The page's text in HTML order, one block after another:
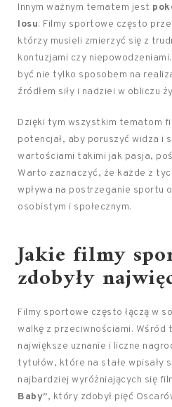
Innym ważnym tematem jest
losu. Filmy sportowe często
którzy musieli zmierzyć się z
kontuzjami czy
być nie tylko sposobem na
źródłem siły i nadziei w obliczu
Dzięki tym wszystkim tematom
potencjał, aby poruszyć widza i
wartościami takimi jak pasja,
Warto zaznaczyć, że każde z
wpływa na postrzeganie sportu
osobistym i społecznym.
Jakie filmy
zdobyły
Filmy sportowe często łączą w
walkę z przeciwnościami. Wśród
największe uznanie i liczne
tytułów, które na stałe wpisały
najbardziej wyróżniających się
Baby”, który zdobył pięć